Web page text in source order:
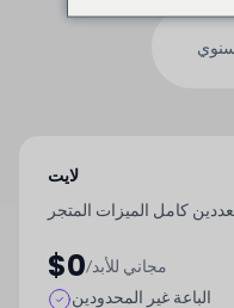
لايت
كامل الميزات المتجر
$0 /مجاني للأبد
الباعة غير المحدودين